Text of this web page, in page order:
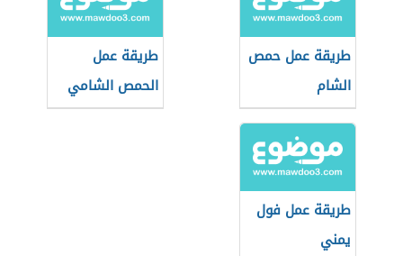
طريقة عمل حمص
الشام
طريقة عمل
الحمص الشامي
طريقة عمل فول
يمني